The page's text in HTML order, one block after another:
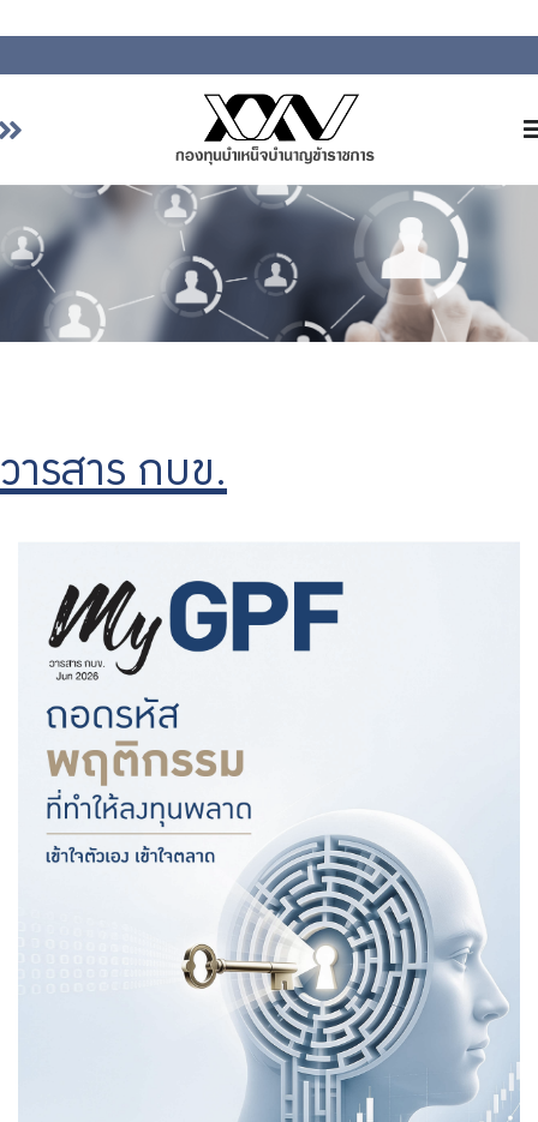
หน้าหลัก
เกี่ยวกับ กบข.
บริการสมาชิก
ลงทุน
รายงานผลการดำเนินงาน
บริการเจ้าหน้าที่ส่วนราชการ
ร่วมงานกับเรา
ติดต่อเรา
ไทย | Eng
วารสาร กบข.